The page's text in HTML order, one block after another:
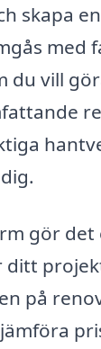
skapa
med
du vill
gör
på